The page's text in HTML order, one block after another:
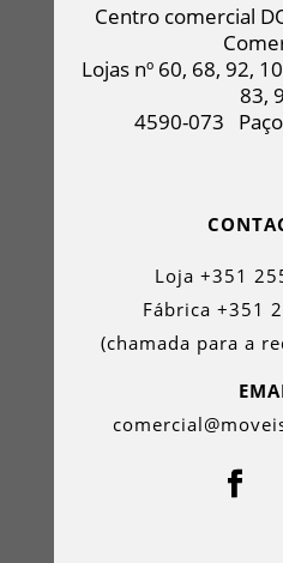
Centro comercial
Lojas nº 60, 68, 92,
83,
4590-073
Loja +351
Fábrica +351
(chamada para a